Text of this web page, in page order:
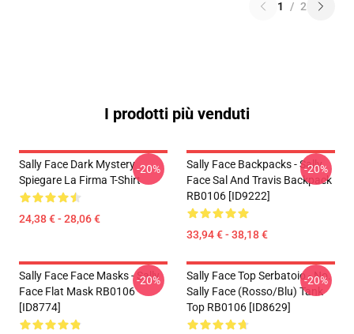
1 / 2
I prodotti più venduti
Sally Face Dark Mystery
Spiegare La Firma T-Shirt
24,38 € - 28,06 €
-20%
Sally Face Backpacks - Sally
Face Sal And Travis Backpack
RB0106 [ID9222]
33,94 € - 38,18 €
-20%
Sally Face Face Masks - Sally
Face Flat Mask RB0106
[ID8774]
-20%
Sally Face Top Serbatoio - No.
Sally Face (rosso/blu) Tank
Top RB0106 [ID8629]
-20%